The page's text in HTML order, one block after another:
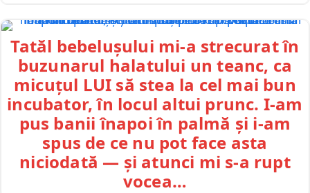
Tatăl bebelușului mi-a strecurat în
buzunarul halatului un teanc, ca
micuțul LUI să stea la cel mai bun
incubator, în locul altui prunc. I-am
pus banii înapoi în palmă și i-am
spus de ce nu pot face asta
niciodată — și atunci mi s-a rupt
vocea…